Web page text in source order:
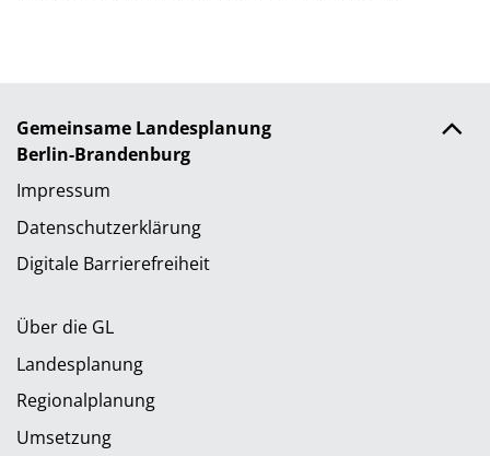
Gemeinsame Landesplanung
Berlin-Brandenburg
Impressum
Datenschutzerklärung
Digitale Barrierefreiheit
Über die GL
Landesplanung
Regionalplanung
Umsetzung